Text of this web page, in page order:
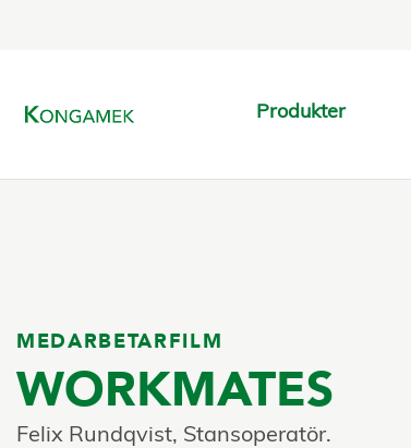
Produkter
MEDARBETARFILM
WORKMATES
Felix Rundqvist, Stansoperatör.